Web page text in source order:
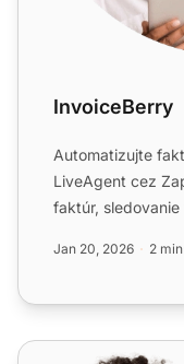
InvoiceBerry
Automatizujte
LiveAgent cez
faktúr,
Jan 20, 2026 2
ChargeDesk